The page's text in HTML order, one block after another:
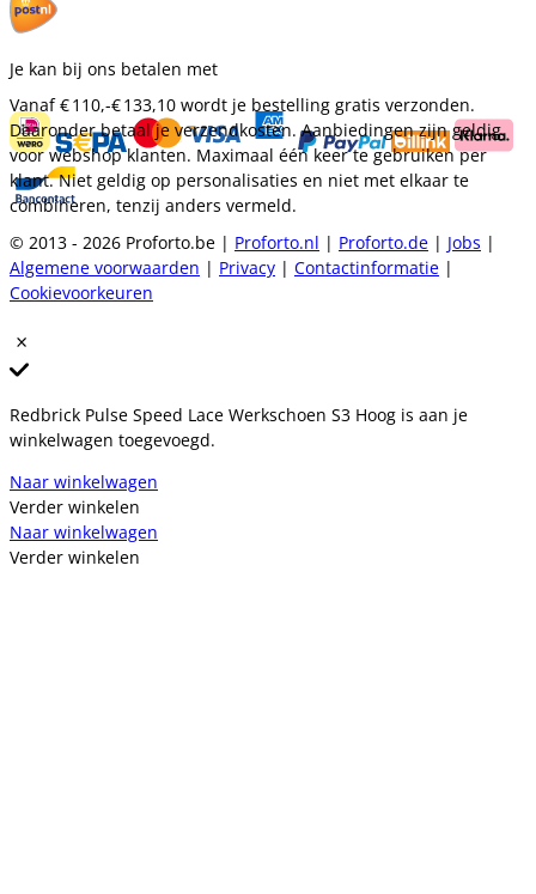
Je kan bij ons betalen met
Vanaf€ 110,-€ 133,10 wordt je bestelling gratis verzonden.
Daaronder betaal je verzendkosten. Aanbiedingen zijn geldig
voor webshop klanten. Maximaal één keer te gebruiken per
klant. Niet geldig op personalisaties en niet met elkaar te
combineren, tenzij anders vermeld.
© 2013 - 2026 Proforto.be | Proforto.nl | Proforto.de | Jobs |
Algemene voorwaarden | Privacy | Contactinformatie |
Cookievoorkeuren
Redbrick Pulse Speed Lace Werkschoen S3 Hoog is aan je
winkelwagen toegevoegd.
Naar winkelwagen
Verder winkelen
Naar winkelwagen
Verder winkelen